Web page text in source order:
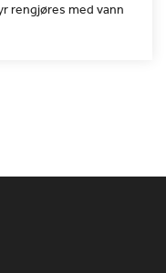
rengjøres med vann